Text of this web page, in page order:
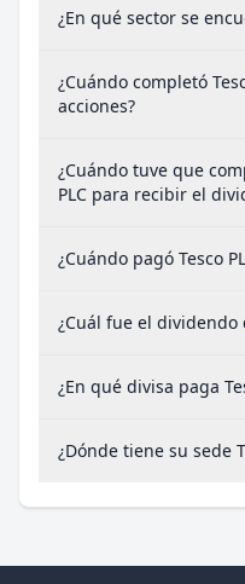
¿En qué sector se
¿Cuándo completó
acciones?
¿Cuándo tuve que
PLC para recibir el
¿Cuándo pagó Tesco
¿Cuál fue el dividendo
¿En qué divisa paga
¿Dónde tiene su sede